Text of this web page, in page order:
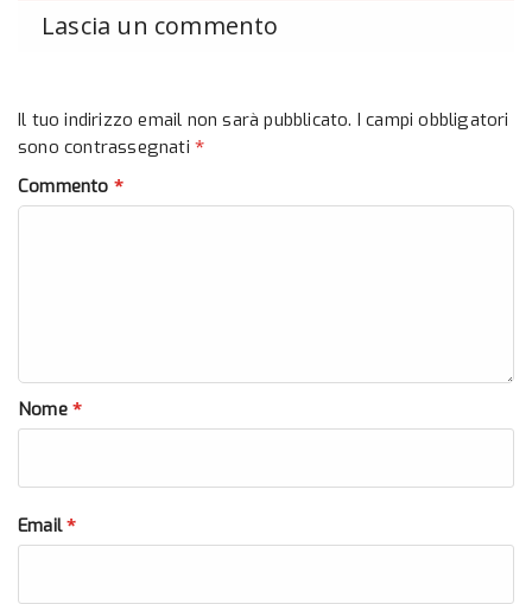
Lascia un commento
Il tuo indirizzo email non sarà pubblicato. I campi obbligatori
sono contrassegnati *
Commento *
Nome *
Email*